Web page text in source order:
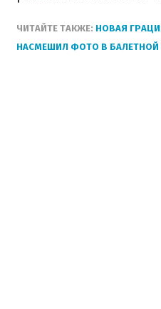
ЧИТАЙТЕ ТАКЖЕ: НОВАЯ
НАСМЕШИЛ ФОТО В БАЛЕТНОЙ